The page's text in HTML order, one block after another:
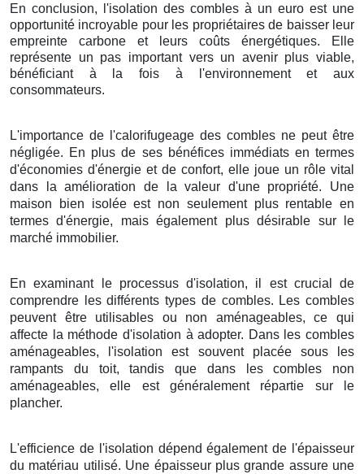
En conclusion, l'isolation des combles à un euro est une
opportunité incroyable pour les propriétaires de baisser leur
empreinte carbone et leurs coûts énergétiques. Elle
représente un pas important vers un avenir plus viable,
bénéficiant à la fois à l'environnement et aux
consommateurs.
L'importance de l'calorifugeage des combles ne peut être
négligée. En plus de ses bénéfices immédiats en termes
d'économies d'énergie et de confort, elle joue un rôle vital
dans la amélioration de la valeur d'une propriété. Une
maison bien isolée est non seulement plus rentable en
termes d'énergie, mais également plus désirable sur le
marché immobilier.
En examinant le processus d'isolation, il est crucial de
comprendre les différents types de combles. Les combles
peuvent être utilisables ou non aménageables, ce qui
affecte la méthode d'isolation à adopter. Dans les combles
aménageables, l'isolation est souvent placée sous les
rampants du toit, tandis que dans les combles non
aménageables, elle est généralement répartie sur le
plancher.
L'efficience de l'isolation dépend également de l'épaisseur
du matériau utilisé. Une épaisseur plus grande assure une